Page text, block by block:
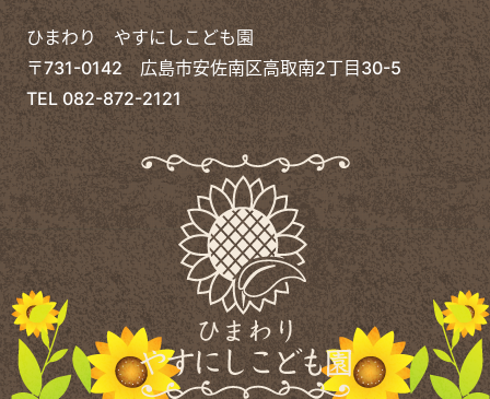
ひまわり やすにしこども園
〒731-0142 広島市安佐南区高取南2丁目30-5
TEL082-872-2121